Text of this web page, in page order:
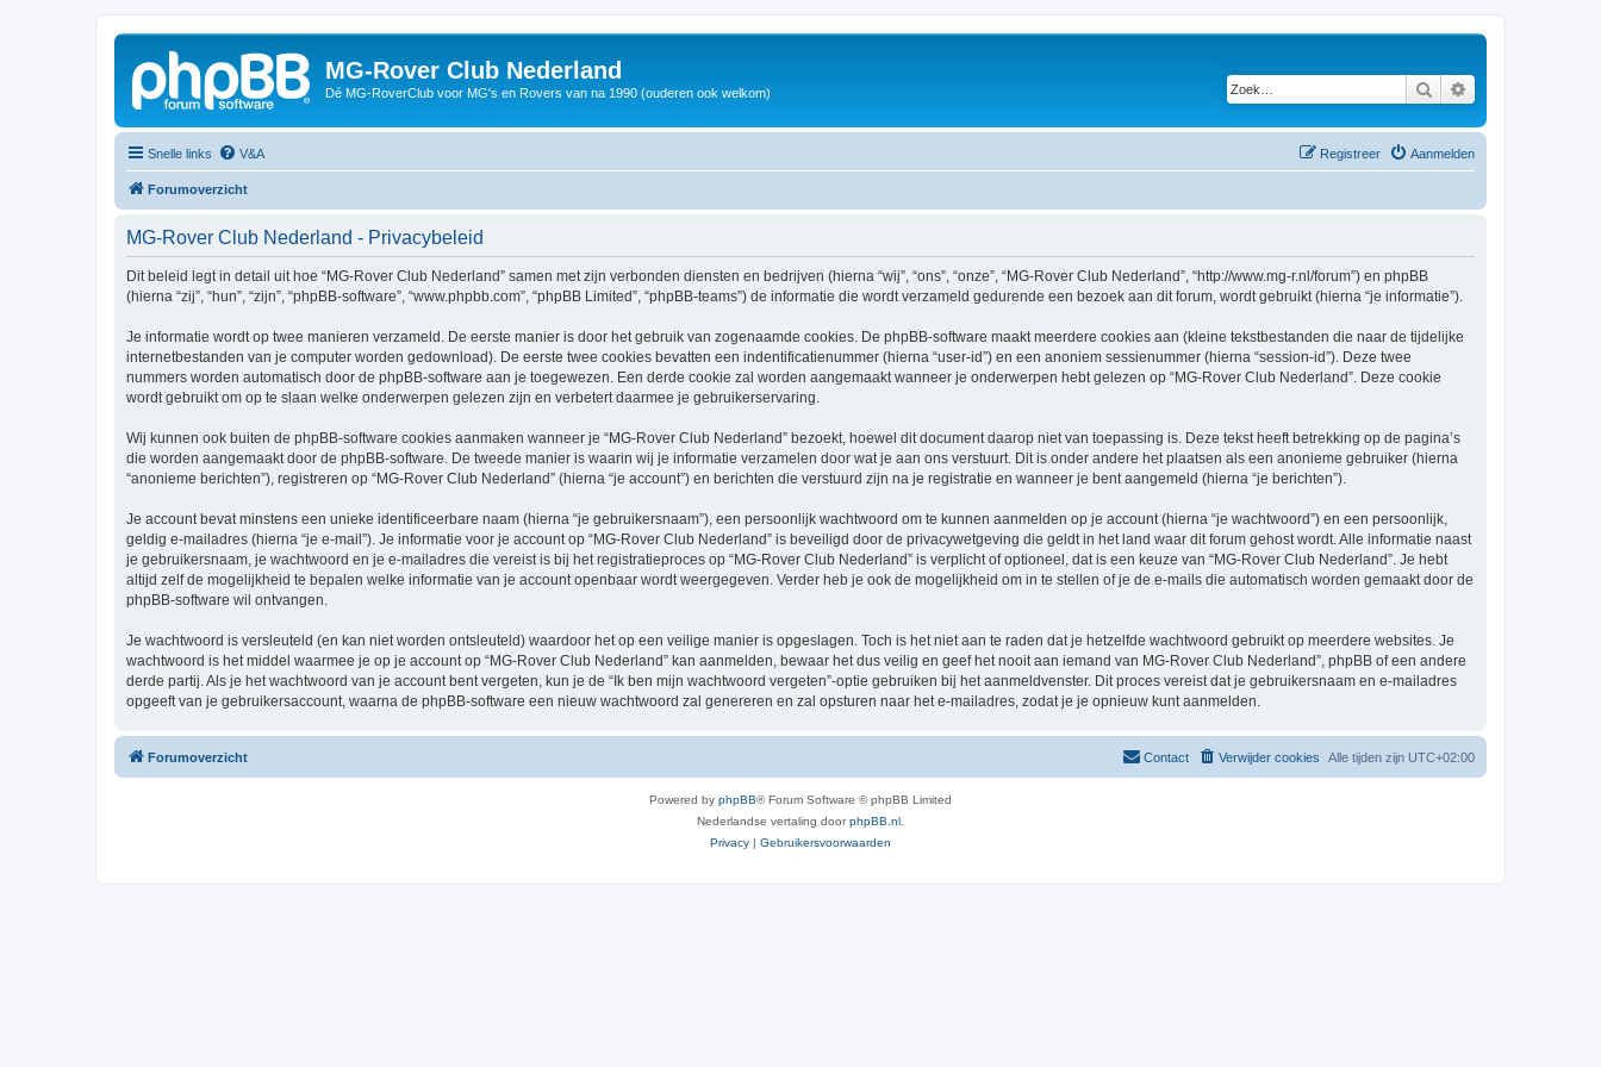
MG-Rover Club Nederland
Dé MG-RoverClub voor MG's en Rovers van na 1990 (ouderen ook welkom) Zoek
Snelle links V&A Aanmelden
Registreer
Forumoverzicht
MG-Rover Club Nederland - Privacybeleid
Dit beleid legt in detail uit hoe “MG-Rover Club Nederland” samen met zijn verbonden diensten en bedrijven (hierna “wij”, “ons”, “onze”, “MG-Rover Club Nederland”, “http://www.mg-r.nl/forum”) en phpBB
(hierna “zij”, “hun”, “zijn”, “phpBB-software”, “www.phpbb.com”, “phpBB Limited”, “phpBB-teams”) de informatie die wordt verzameld gedurende een bezoek aan dit forum, wordt gebruikt (hierna “je informatie”).
Je informatie wordt op twee manieren verzameld. De eerste manier is door het gebruik van zogenaamde cookies. De phpBB-software maakt meerdere cookies aan (kleine tekstbestanden die naar de tijdelijke
internetbestanden van je computer worden gedownload). De eerste twee cookies bevatten een indentificatienummer (hierna “user-id”) en een anoniem sessienummer (hierna “session-id”). Deze twee
nummers worden automatisch door de phpBB-software aan je toegewezen. Een derde cookie zal worden aangemaakt wanneer je onderwerpen hebt gelezen op “MG-Rover Club Nederland”. Deze cookie
wordt gebruikt om op te slaan welke onderwerpen gelezen zijn en verbetert daarmee je gebruikerservaring.
Wij kunnen ook buiten de phpBB-software cookies aanmaken wanneer je “MG-Rover Club Nederland” bezoekt, hoewel dit document daarop niet van toepassing is. Deze tekst heeft betrekking op de pagina’s
die worden aangemaakt door de phpBB-software. De tweede manier is waarin wij je informatie verzamelen door wat je aan ons verstuurt. Dit is onder andere het plaatsen als een anonieme gebruiker (hierna
“anonieme berichten”), registreren op “MG-Rover Club Nederland” (hierna “je account”) en berichten die verstuurd zijn na je registratie en wanneer je bent aangemeld (hierna “je berichten”).
Je account bevat minstens een unieke identificeerbare naam (hierna “je gebruikersnaam”), een persoonlijk wachtwoord om te kunnen aanmelden op je account (hierna “je wachtwoord”) en een persoonlijk,
geldig e-mailadres (hierna “je e-mail”). Je informatie voor je account op “MG-Rover Club Nederland” is beveiligd door de privacywetgeving die geldt in het land waar dit forum gehost wordt. Alle informatie naast
je gebruikersnaam, je wachtwoord en je e-mailadres die vereist is bij het registratieproces op “MG-Rover Club Nederland” is verplicht of optioneel, dat is een keuze van “MG-Rover Club Nederland”. Je hebt
altijd zelf de mogelijkheid te bepalen welke informatie van je account openbaar wordt weergegeven. Verder heb je ook de mogelijkheid om in te stellen of je de e-mails die automatisch worden gemaakt door de
phpBB-software wil ontvangen.
Je wachtwoord is versleuteld (en kan niet worden ontsleuteld) waardoor het op een veilige manier is opgeslagen. Toch is het niet aan te raden dat je hetzelfde wachtwoord gebruikt op meerdere websites. Je
wachtwoord is het middel waarmee je op je account op “MG-Rover Club Nederland” kan aanmelden, bewaar het dus veilig en geef het nooit aan iemand van MG-Rover Club Nederland”, phpBB of een andere
derde partij. Als je het wachtwoord van je account bent vergeten, kun je de “Ik ben mijn wachtwoord vergeten”-optie gebruiken bij het aanmeldvenster. Dit proces vereist dat je gebruikersnaam en e-mailadres
opgeeft van je gebruikersaccount, waarna de phpBB-software een nieuw wachtwoord zal genereren en zal opsturen naar het e-mailadres, zodat je je opnieuw kunt aanmelden.
Forumoverzicht Alle tijden zijn UTC+02:00
Verwijder cookies
Contact
Powered by phpBB® Forum Software © phpBB Limited
Nederlandse vertaling doorphpBB.nl
Privacy | Gebruikersvoorwaarden